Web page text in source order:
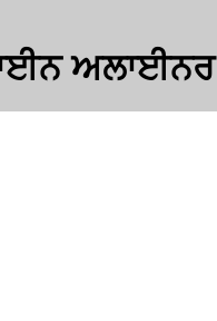
ਅਲਾਈਨਰ